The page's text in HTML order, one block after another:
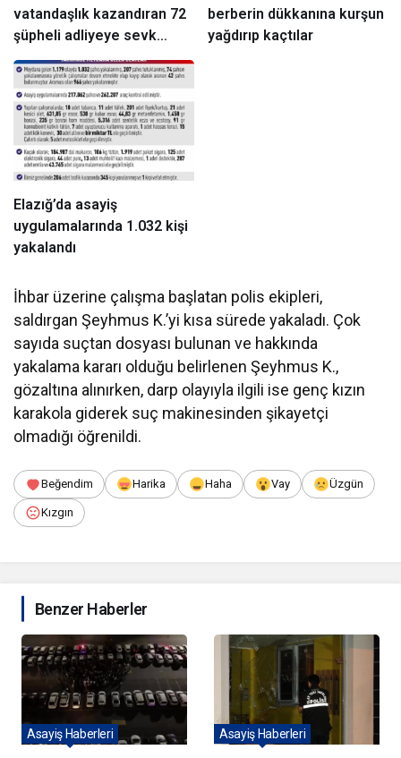
vatandaşlık kazandıran 72
şüpheli adliyeye sevk
edildi
berberin dükkanına kurşun
yağdırıp kaçtılar
Elazığ’da asayiş
uygulamalarında 1.032 kişi
yakalandı
İhbar üzerine çalışma başlatan polis ekipleri,
saldırgan Şeyhmus K.’yi kısa sürede yakaladı. Çok
sayıda suçtan dosyası bulunan ve hakkında
yakalama kararı olduğu belirlenen Şeyhmus K.,
gözaltına alınırken, darp olayıyla ilgili ise genç kızın
karakola giderek suç makinesinden şikayetçi
olmadığı öğrenildi.
Beğendim Harika Haha Vay Üzgün
Kızgın
Benzer Haberler
Asayiş Haberleri Asayiş Haberleri